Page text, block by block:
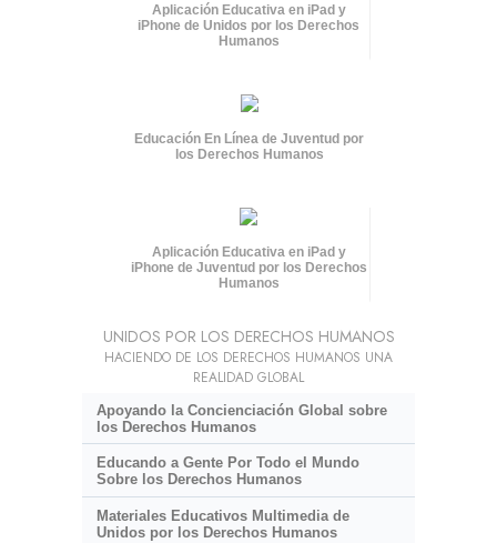
Aplicación Educativa en iPad y
iPhone de Unidos por los Derechos
Humanos
Educación En Línea de Juventud por
los Derechos Humanos
Aplicación Educativa en iPad y
iPhone de Juventud por los Derechos
Humanos
UNIDOS POR LOS DERECHOS HUMANOS
HACIENDO DE LOS DERECHOS HUMANOS UNA
REALIDAD GLOBAL
Apoyando la Concienciación Global sobre
los Derechos Humanos
Educando a Gente Por Todo el Mundo
Sobre los Derechos Humanos
Materiales Educativos Multimedia de
Unidos por los Derechos Humanos